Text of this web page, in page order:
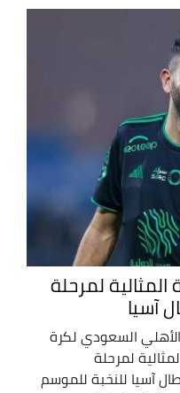
لمرحلة
السعودي لكرة
لمرحلة
آسيا للنخبة للموسم